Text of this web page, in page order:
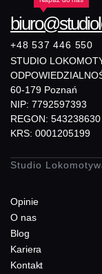
+48 537 446 550
STUDIO
60-179 Poznań
NIP: 7792597393
REGON: 543238630
KRS: 0001205199
Studio
Opinie
O nas
Blog
Kariera
Kontakt